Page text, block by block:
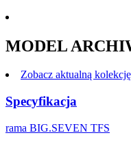
MODEL
Zobacz aktualną kolekcję
Specyfikacja
rama BIG.SEVEN TFS